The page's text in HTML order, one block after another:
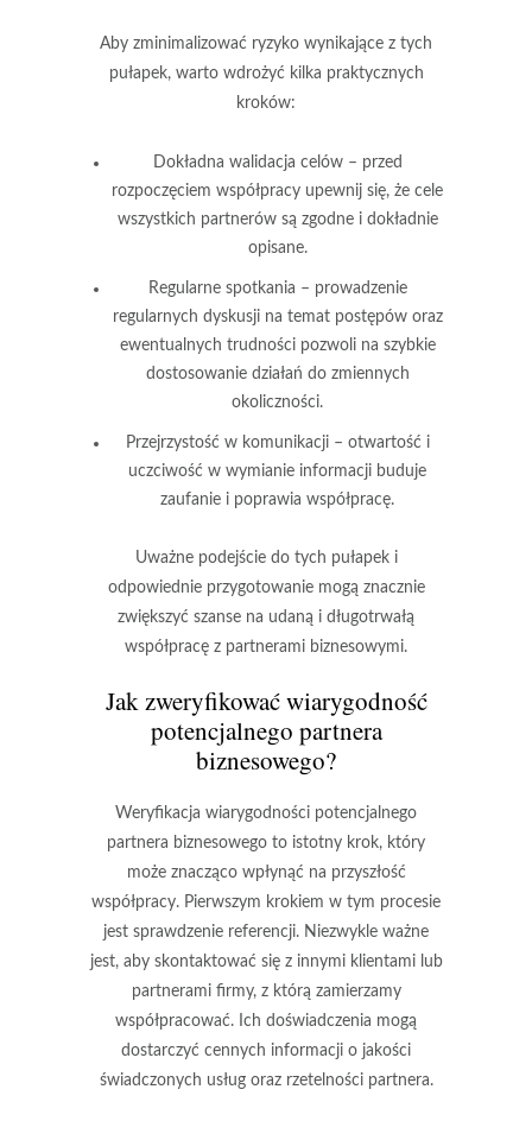
Aby zminimalizować ryzyko wynikające z tych
pułapek, warto wdrożyć kilka praktycznych
kroków:
Dokładna walidacja celów– przed
rozpoczęciem współpracy upewnij się, że cele
wszystkich partnerów są zgodne i dokładnie
opisane.
Regularne spotkania – prowadzenie
regularnych dyskusji na temat postępów oraz
ewentualnych trudności pozwoli na szybkie
dostosowanie działań do zmiennych
okoliczności.
Przejrzystość w komunikacji– otwartość i
uczciwość w wymianie informacji buduje
zaufanie i poprawia współpracę.
Uważne podejście do tych pułapek i
odpowiednie przygotowanie mogą znacznie
zwiększyć szanse na udaną i długotrwałą
współpracę z partnerami biznesowymi.
Jak zweryfikować wiarygodność
potencjalnego partnera
biznesowego?
Weryfikacja wiarygodności potencjalnego
partnera biznesowego to istotny krok, który
może znacząco wpłynąć na przyszłość
współpracy. Pierwszym krokiem w tym procesie
jest sprawdzenie referencji. Niezwykle ważne
jest, aby skontaktować się z innymi klientami lub
partnerami firmy, z którą zamierzamy
współpracować. Ich doświadczenia mogą
dostarczyć cennych informacji o jakości
świadczonych usług oraz rzetelności partnera.